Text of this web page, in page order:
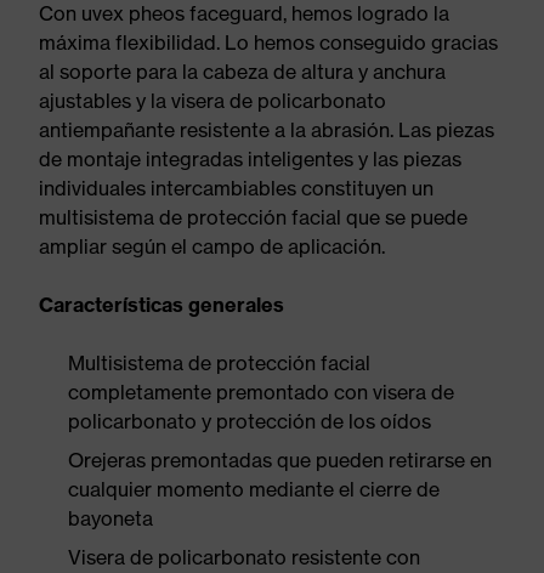
Con uvex pheos faceguard, hemos logrado la
máxima flexibilidad. Lo hemos conseguido gracias
al soporte para la cabeza de altura y anchura
ajustables y la visera de policarbonato
antiempañante resistente a la abrasión. Las piezas
de montaje integradas inteligentes y las piezas
individuales intercambiables constituyen un
multisistema de protección facial que se puede
ampliar según el campo de aplicación.
Características generales
Multisistema de protección facial
completamente premontado con visera de
policarbonato y protección de los oídos
Orejeras premontadas que pueden retirarse en
cualquier momento mediante el cierre de
bayoneta
Visera de policarbonato resistente con